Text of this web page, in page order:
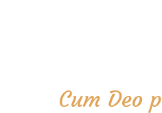
Cum Deo